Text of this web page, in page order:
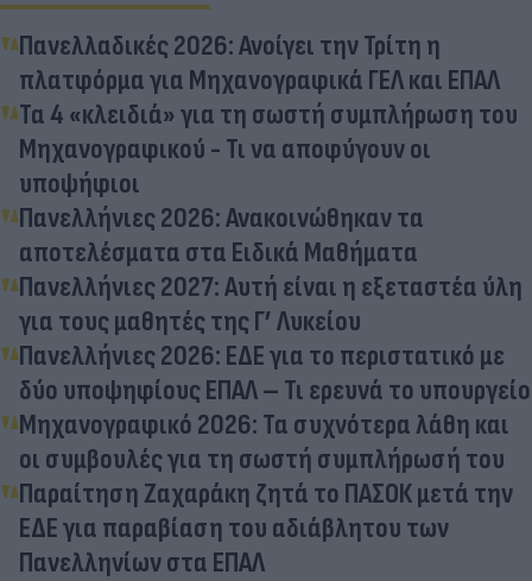
Πανελλαδικές 2026: Ανοίγει την Τρίτη η
πλατφόρμα για Μηχανογραφικά ΓΕΛ και ΕΠΑΛ
Τα 4 «κλειδιά» για τη σωστή συμπλήρωση του
Μηχανογραφικού - Τι να αποφύγουν οι
υποψήφιοι
Πανελλήνιες 2026: Ανακοινώθηκαν τα
αποτελέσματα στα Ειδικά Μαθήματα
Πανελλήνιες 2027: Αυτή είναι η εξεταστέα ύλη
για τους μαθητές της Γ’ Λυκείου
Πανελλήνιες 2026: ΕΔΕ για το περιστατικό με
δύο υποψηφίους ΕΠΑΛ – Τι ερευνά το υπουργείο
Μηχανογραφικό 2026: Τα συχνότερα λάθη και
οι συμβουλές για τη σωστή συμπλήρωσή του
Παραίτηση Ζαχαράκη ζητά το ΠΑΣΟΚ μετά την
ΕΔΕ για παραβίαση του αδιάβλητου των
Πανελληνίων στα ΕΠΑΛ